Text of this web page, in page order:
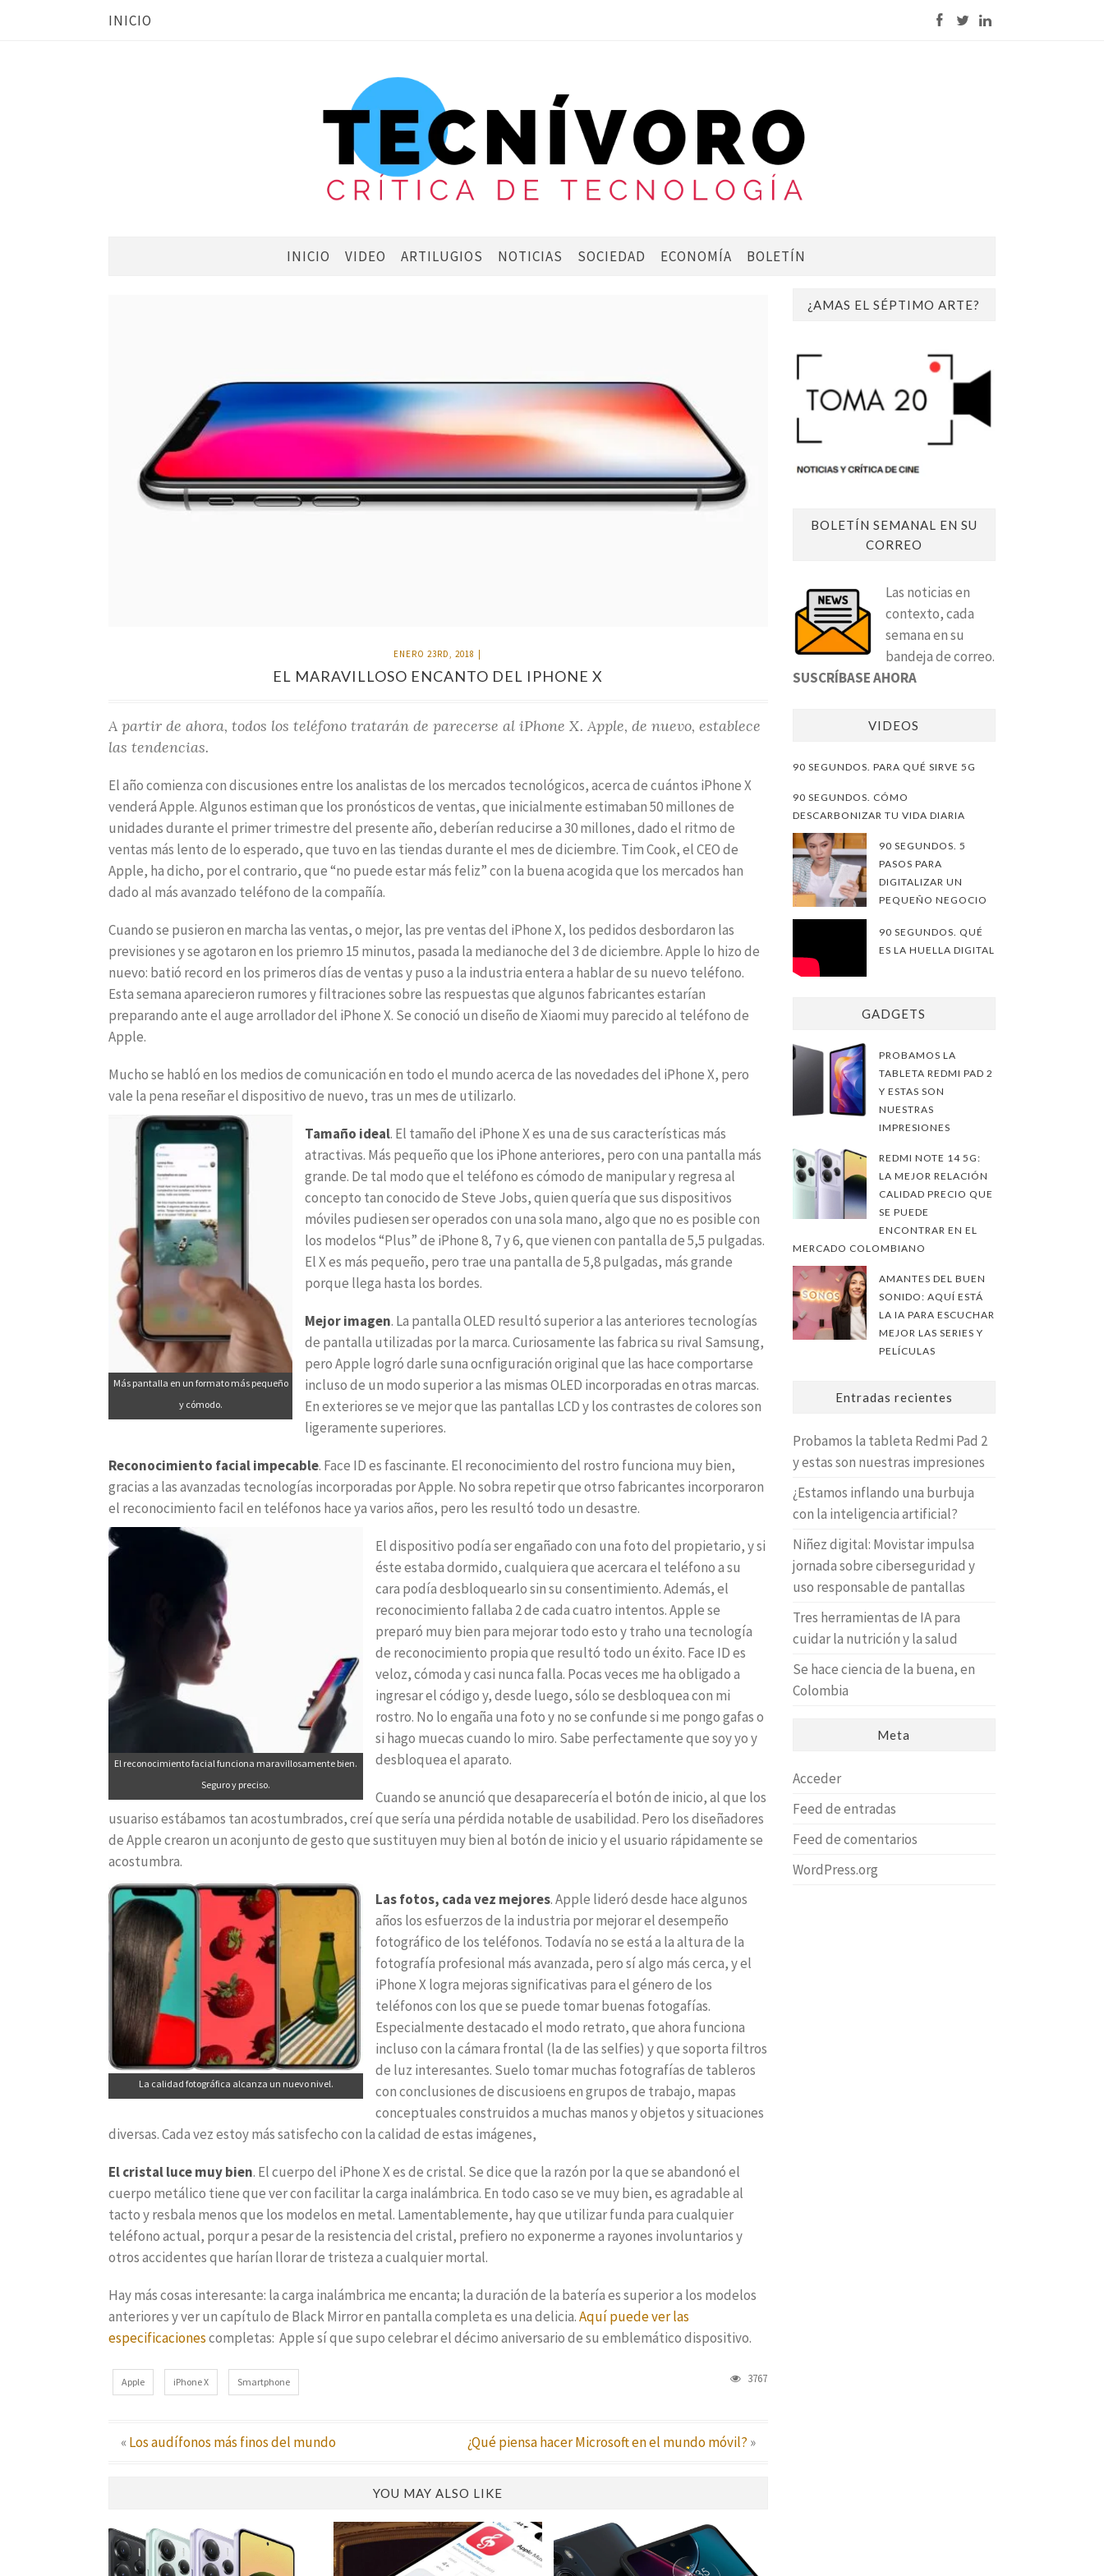
INICIO
INICIO VIDEO ARTILUGIOS NOTICIAS SOCIEDAD ECONOMÍA BOLETÍN
ENERO 23RD, 2018 |
EL MARAVILLOSO ENCANTO DEL IPHONE X
A partir de ahora, todos los teléfono tratarán de parecerse al iPhone X. Apple, de nuevo, establece
las tendencias.
El año comienza con discusiones entre los analistas de los mercados tecnológicos, acerca de cuántos iPhone X
venderá Apple. Algunos estiman que los pronósticos de ventas, que inicialmente estimaban 50 millones de
unidades durante el primer trimestre del presente año, deberían reducirse a 30 millones, dado el ritmo de
ventas más lento de lo esperado, que tuvo en las tiendas durante el mes de diciembre. Tim Cook, el CEO de
Apple, ha dicho, por el contrario, que “no puede estar más feliz” con la buena acogida que los mercados han
dado al más avanzado teléfono de la compañía.
Cuando se pusieron en marcha las ventas, o mejor, las pre ventas del iPhone X, los pedidos desbordaron las
previsiones y se agotaron en los priemro 15 minutos, pasada la medianoche del 3 de diciembre. Apple lo hizo de
nuevo: batió record en los primeros días de ventas y puso a la industria entera a hablar de su nuevo teléfono.
Esta semana aparecieron rumores y filtraciones sobre las respuestas que algunos fabricantes estarían
preparando ante el auge arrollador del iPhone X. Se conoció un diseño de Xiaomi muy parecido al teléfono de
Apple.
Mucho se habló en los medios de comunicación en todo el mundo acerca de las novedades del iPhone X, pero
vale la pena reseñar el dispositivo de nuevo, tras un mes de utilizarlo.
Más pantalla en un formato más pequeño
y cómodo.
Tamaño ideal. El tamaño del iPhone X es una de sus características más
atractivas. Más pequeño que los iPhone anteriores, pero con una pantalla más
grande. De tal modo que el teléfono es cómodo de manipular y regresa al
concepto tan conocido de Steve Jobs, quien quería que sus dispositivos
móviles pudiesen ser operados con una sola mano, algo que no es posible con
los modelos “Plus” de iPhone 8, 7 y 6, que vienen con pantalla de 5,5 pulgadas.
El X es más pequeño, pero trae una pantalla de 5,8 pulgadas, más grande
porque llega hasta los bordes.
Mejor imagen. La pantalla OLED resultó superior a las anteriores tecnologías
de pantalla utilizadas por la marca. Curiosamente las fabrica su rival Samsung,
pero Apple logró darle suna ocnfiguración original que las hace comportarse
incluso de un modo superior a las mismas OLED incorporadas en otras marcas.
En exteriores se ve mejor que las pantallas LCD y los contrastes de colores son
ligeramente superiores.
Reconocimiento facial impecable. Face ID es fascinante. El reconocimiento del rostro funciona muy bien,
gracias a las avanzadas tecnologías incorporadas por Apple. No sobra repetir que otrso fabricantes incorporaron
el reconocimiento facil en teléfonos hace ya varios años, pero les resultó todo un desastre.
El reconocimiento facial funciona maravillosamente bien.
Seguro y preciso.
El dispositivo podía ser engañado con una foto del propietario, y si
éste estaba dormido, cualquiera que acercara el teléfono a su
cara podía desbloquearlo sin su consentimiento. Además, el
reconocimiento fallaba 2 de cada cuatro intentos. Apple se
preparó muy bien para mejorar todo esto y traho una tecnología
de reconocimiento propia que resultó todo un éxito. Face ID es
veloz, cómoda y casi nunca falla. Pocas veces me ha obligado a
ingresar el código y, desde luego, sólo se desbloquea con mi
rostro. No lo engaña una foto y no se confunde si me pongo gafas o
si hago muecas cuando lo miro. Sabe perfectamente que soy yo y
desbloquea el aparato.
Cuando se anunció que desaparecería el botón de inicio, al que los
usuariso estábamos tan acostumbrados, creí que sería una pérdida notable de usabilidad. Pero los diseñadores
de Apple crearon un aconjunto de gesto que sustituyen muy bien al botón de inicio y el usuario rápidamente se
acostumbra.
La calidad fotográfica alcanza un nuevo nivel.
Las fotos, cada vez mejores. Apple lideró desde hace algunos
años los esfuerzos de la industria por mejorar el desempeño
fotográfico de los teléfonos. Todavía no se está a la altura de la
fotografía profesional más avanzada, pero sí algo más cerca, y el
iPhone X logra mejoras significativas para el género de los
teléfonos con los que se puede tomar buenas fotogafías.
Especialmente destacado el modo retrato, que ahora funciona
incluso con la cámara frontal (la de las selfies) y que soporta filtros
de luz interesantes. Suelo tomar muchas fotografías de tableros
con conclusiones de discusioens en grupos de trabajo, mapas
conceptuales construidos a muchas manos y objetos y situaciones
diversas. Cada vez estoy más satisfecho con la calidad de estas imágenes,
El cristal luce muy bien. El cuerpo del iPhone X es de cristal. Se dice que la razón por la que se abandonó el
cuerpo metálico tiene que ver con facilitar la carga inalámbrica. En todo caso se ve muy bien, es agradable al
tacto y resbala menos que los modelos en metal. Lamentablemente, hay que utilizar funda para cualquier
teléfono actual, porqur a pesar de la resistencia del cristal, prefiero no exponerme a rayones involuntarios y
otros accidentes que harían llorar de tristeza a cualquier mortal.
Hay más cosas interesante: la carga inalámbrica me encanta; la duración de la batería es superior a los modelos
anteriores y ver un capítulo de Black Mirror en pantalla completa es una delicia.Aquí puede ver las
especificacionescompletas: Apple sí que supo celebrar el décimo aniversario de su emblemático dispositivo.
Apple iPhone X Smartphone 3767
«Los audífonos más finos del mundo ¿Qué piensa hacer Microsoft en el mundo móvil? »
YOU MAY ALSO LIKE
¿AMAS EL SÉPTIMO ARTE?
BOLETÍN SEMANAL EN SU
CORREO
Las noticias en
contexto, cada
semana en su
bandeja de correo.
SUSCRÍBASE AHORA
VIDEOS
90 SEGUNDOS. PARA QUÉ SIRVE 5G
90 SEGUNDOS. CÓMO
DESCARBONIZAR TU VIDA DIARIA
90 SEGUNDOS. 5
PASOS PARA
DIGITALIZAR UN
PEQUEÑO NEGOCIO
90 SEGUNDOS. QUÉ
ES LA HUELLA DIGITAL
GADGETS
PROBAMOS LA
TABLETA REDMI PAD 2
Y ESTAS SON
NUESTRAS
IMPRESIONES
REDMI NOTE 14 5G:
LA MEJOR RELACIÓN
CALIDAD PRECIO QUE
SE PUEDE
ENCONTRAR EN EL
MERCADO COLOMBIANO
AMANTES DEL BUEN
SONIDO: AQUÍ ESTÁ
LA IA PARA ESCUCHAR
MEJOR LAS SERIES Y
PELÍCULAS
Entradas recientes
Probamos la tableta Redmi Pad 2
y estas son nuestras impresiones
¿Estamos inflando una burbuja
con la inteligencia artificial?
Niñez digital: Movistar impulsa
jornada sobre ciberseguridad y
uso responsable de pantallas
Tres herramientas de IA para
cuidar la nutrición y la salud
Se hace ciencia de la buena, en
Colombia
Meta
Acceder
Feed de entradas
Feed de comentarios
WordPress.org